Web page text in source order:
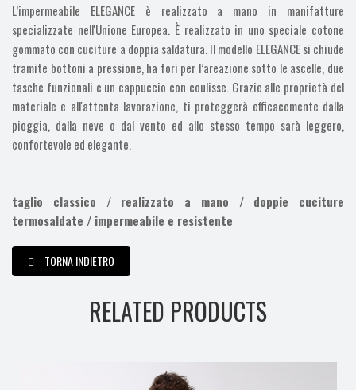
L’impermeabile ELEGANCE è realizzato a mano in manifatture
specializzate nell'Unione Europea. È realizzato in uno speciale cotone
gommato con cuciture a doppia saldatura. Il modello ELEGANCE si chiude
tramite bottoni a pressione, ha fori per l’areazione sotto le ascelle, due
tasche funzionali e un cappuccio con coulisse. Grazie alle proprietà del
materiale e all'attenta lavorazione, ti proteggerà efficacemente dalla
pioggia, dalla neve o dal vento ed allo stesso tempo sarà leggero,
confortevole ed elegante.
taglio classico / realizzato a mano / doppie cuciture
termosaldate / impermeabile e resistente
TORNA INDIETRO
RELATED PRODUCTS